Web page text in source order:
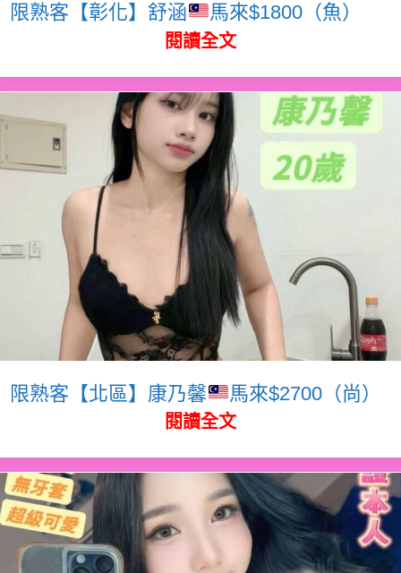
限熟客【彰化】舒涵 馬來$1800（魚）
閱讀全文
限熟客【北區】康乃馨 馬來$2700（尚）
閱讀全文